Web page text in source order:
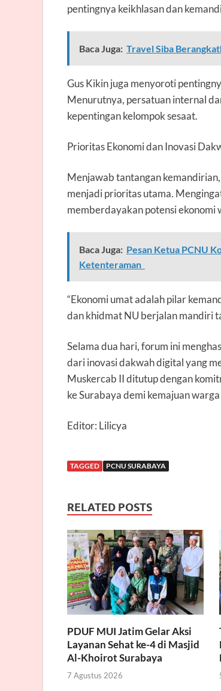
pentingnya keikhlasan dan
Baca Juga: Travel Siba
Gus Kikin juga menyoroti
Menurutnya, persatuan internal
kepentingan kelompok sesaat.
Prioritas Ekonomi dan Inovasi
Menjawab tantangan
menjadi prioritas utama.
memberdayakan potensi ekonomi
Baca Juga: Pesan Ketua PCNU
Ketenteraman
“Ekonomi umat adalah pilar
dan khidmat NU berjalan mandiri
Selama dua hari, forum ini
dari inovasi dakwah digital yang
Muskercab II ditutup dengan
ke Surabaya demi kemajuan
Editor: Lilicya
TAGGED PCNU SURABAYA
RELATED POSTS
PDUF MUI Jatim Gelar Aksi
Layanan Sehat ke-4 di Masjid
Al-Khoirot Surabaya
7 Agustus 2026